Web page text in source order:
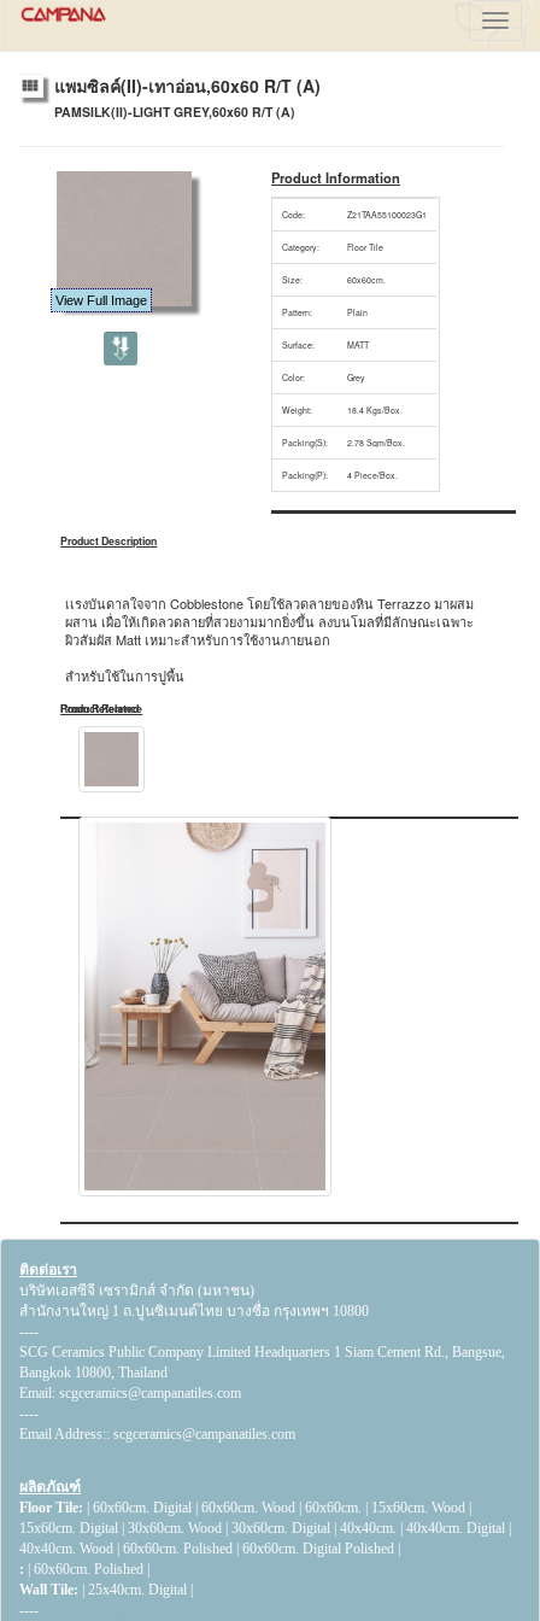
แพมซิลค์(II)-เทาอ่อน,60x60 R/T (A)
PAMSILK(II)-LIGHT GREY,60x60 R/T (A)
Product Information
Code: Z21TAA55100023G1
Category: Floor Tile
Size: 60x60cm.
Pattern: Plain
Surface: MATT
Color: Grey
Weight: 18.4 Kgs/Box.
Packing(S): 2.78 Sqm/Box.
Packing(P): 4 Piece/Box.
Product Description
เเรงบันดาลใจจาก Cobblestone โดยใช้ลวดลายของหิน Terrazzo มาผสม
ผสาน เผื่อให้เกิดลวดลายที่สวยงามมากยิ่งขึ้น ลงบนโมลที่มีลักษณะเฉพาะ
ผิวสัมผัส Matt เหมาะสำหรับการใช้งานภายนอก
สำหรับใช้ในการปูพื้น
Product Related
Room Reference
ติดต่อเรา
บริษัทเอสซีจี เซรามิกส์ จำกัด (มหาชน)
สำนักงานใหญ่ 1 ถ.ปูนซิเมนต์ไทย บางซื่อ กรุงเทพฯ 10800
----
SCG Ceramics Public Company Limited Headquarters 1 Siam Cement Rd., Bangsue,
Bangkok 10800, Thailand
Email: scgceramics@campanatiles.com
----
Email Address:: scgceramics@campanatiles.com
ผลิตภัณฑ์
Floor Tile: | 60x60cm. Digital | 60x60cm. Wood | 60x60cm. | 15x60cm. Wood |
15x60cm. Digital | 30x60cm. Wood | 30x60cm. Digital | 40x40cm. | 40x40cm. Digital |
40x40cm. Wood | 60x60cm. Polished | 60x60cm. Digital Polished |
: | 60x60cm. Polished |
Wall Tile: | 25x40cm. Digital |
----
View Full Image